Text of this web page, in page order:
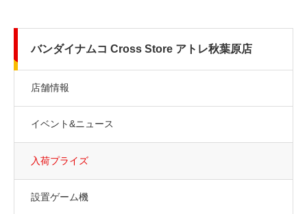
バンダイナムコ Cross Store アトレ秋葉原店
店舗情報
イベント&ニュース
入荷プライズ
設置ゲーム機